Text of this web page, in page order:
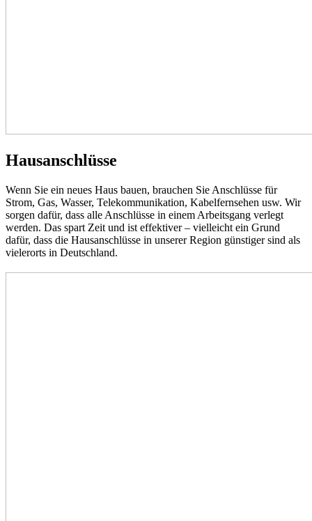
Hausanschlüsse
Wenn Sie ein neues Haus bauen, brauchen Sie Anschlüsse für
Strom, Gas, Wasser, Telekommunikation, Kabelfernsehen usw. Wir
sorgen dafür, dass alle Anschlüsse in einem Arbeitsgang verlegt
werden. Das spart Zeit und ist effektiver – vielleicht ein Grund
dafür, dass die Hausanschlüsse in unserer Region günstiger sind als
vielerorts in Deutschland.